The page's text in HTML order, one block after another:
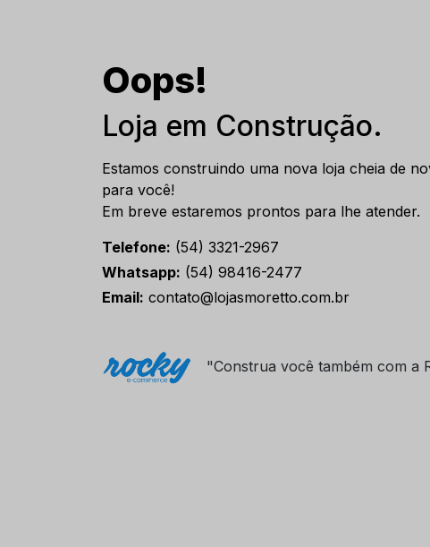
Oops!
Loja em Construção.
Estamos construindo uma nova loja cheia de
para você!
Em breve estaremos prontos para lhe atender.
Telefone: (54) 3321-2967
Whatsapp: (54) 98416-2477
Email: contato@lojasmoretto.com.br
"Construa você também com a